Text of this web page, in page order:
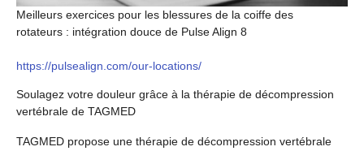
Meilleurs exercices pour les blessures de la coiffe des
rotateurs : intégration douce de Pulse Align 8
https://pulsealign.com/our-locations/
Soulagez votre douleur grâce à la thérapie de décompression
vertébrale de TAGMED
TAGMED propose une thérapie de décompression vertébrale